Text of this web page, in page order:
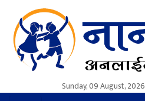
Sunday, 09 August, 2026